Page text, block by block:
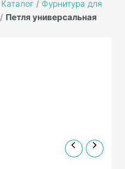
Каталог/ Фурнитура для
/ Петля универсальная